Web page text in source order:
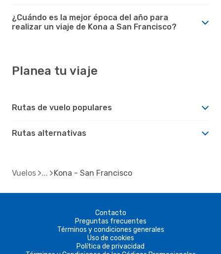
¿Cuándo es la mejor época del año para
realizar un viaje de Kona a San Francisco?
Planea tu viaje
Rutas de vuelo populares
Rutas alternativas
Vuelos Kona - San Francisco
Contacto
Preguntas frecuentes
Términos y condiciones generales
Uso de cookies
Política de privacidad